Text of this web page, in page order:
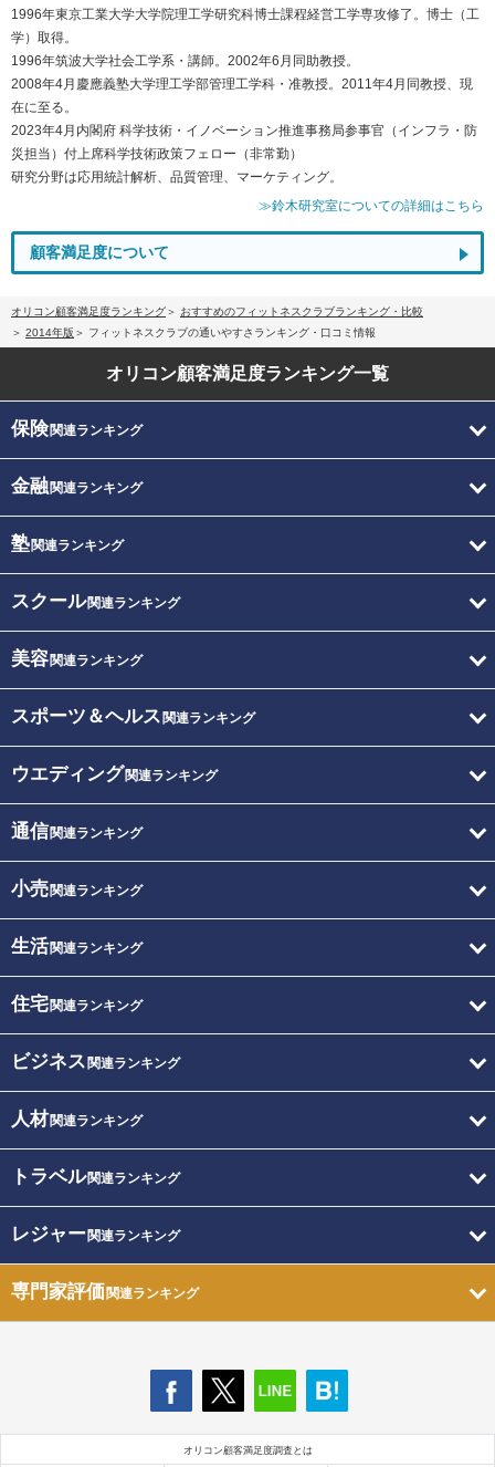
1996年東京工業大学大学院理工学研究科博士課程経営工学専攻修了。博士（工
学）取得。
1996年筑波大学社会工学系・講師。2002年6月同助教授。
2008年4月慶應義塾大学理工学部管理工学科・准教授。2011年4月同教授、現
在に至る。
2023年4月内閣府 科学技術・イノベーション推進事務局参事官（インフラ・防
災担当）付上席科学技術政策フェロー（非常勤）
研究分野は応用統計解析、品質管理、マーケティング。
≫鈴木研究室についての詳細はこちら
顧客満足度について
オリコン顧客満足度ランキング
おすすめのフィットネスクラブランキング・比較
2014年版
フィットネスクラブの通いやすさランキング・口コミ情報
オリコン顧客満足度ランキング一覧
保険関連ランキング
金融関連ランキング
塾関連ランキング
スクール関連ランキング
美容関連ランキング
スポーツ＆ヘルス 関連ランキング
ウエディング関連ランキング
通信関連ランキング
小売関連ランキング
生活関連ランキング
住宅関連ランキング
ビジネス 関連ランキング
人材関連ランキング
トラベル関連ランキング
レジャー関連ランキング
専門家評価関連ランキング
オリコン顧客満足度調査とは